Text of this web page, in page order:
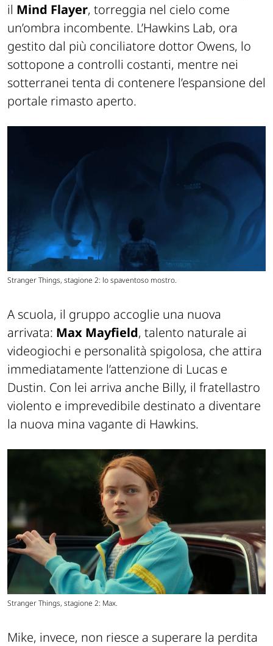
il Mind Flayer, torreggia nel cielo come
un’ombra incombente. L’Hawkins Lab, ora
gestito dal più conciliatore dottor Owens, lo
sottopone a controlli costanti, mentre nei
sotterranei tenta di contenere l’espansione del
portale rimasto aperto.
Stranger Things, stagione 2: lo spaventoso mostro.
A scuola, il gruppo accoglie una nuova
arrivata: Max Mayfield, talento naturale ai
videogiochi e personalità spigolosa, che attira
immediatamente l’attenzione di Lucas e
Dustin. Con lei arriva anche Billy, il fratellastro
violento e imprevedibile destinato a diventare
la nuova mina vagante di Hawkins.
Stranger Things, stagione 2: Max.
Mike, invece, non riesce a superare la perdita